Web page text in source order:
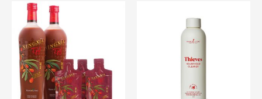
Oorspronkelijke
prijs
was:
€ 48,97.